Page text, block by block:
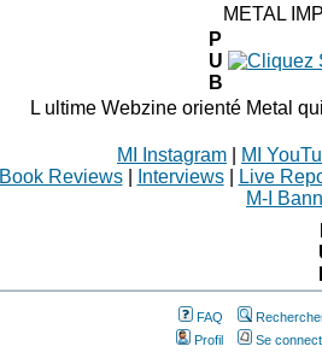
METAL
P
U
B
L ultime Webzine orienté Metal
MI Instagram MI
Book Reviews| Interviews| Live
M-I
FAQ
Profil
Se